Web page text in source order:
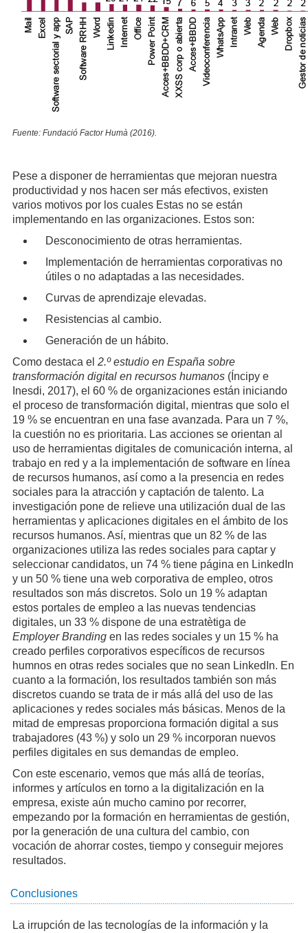
Fuente: Fundació Factor Humà (2016).
Pese a disponer de herramientas que mejoran nuestra
productividad y nos hacen ser más efectivos, existen
varios motivos por los cuales Estas no se están
implementando en las organizaciones. Estos son:
Desconocimiento de otras herramientas.
Implementación de herramientas corporativas no
útiles o no adaptadas a las necesidades.
Curvas de aprendizaje elevadas.
Resistencias al cambio.
Generación de un hábito.
Como destaca el 2.º estudio en España sobre
transformación digital en recursos humanos(Íncipy e
Inesdi, 2017), el 60 % de organizaciones están iniciando
el proceso de transformación digital, mientras que solo el
19 % se encuentran en una fase avanzada. Para un 7 %,
la cuestión no es prioritaria. Las acciones se orientan al
uso de herramientas digitales de comunicación interna, al
trabajo en red y a la implementación de software en línea
de recursos humanos, así como a la presencia en redes
sociales para la atracción y captación de talento. La
investigación pone de relieve una utilización dual de las
herramientas y aplicaciones digitales en el ámbito de los
recursos humanos. Así, mientras que un 82 % de las
organizaciones utiliza las redes sociales para captar y
seleccionar candidatos, un 74 % tiene página en LinkedIn
y un 50 % tiene una web corporativa de empleo, otros
resultados son más discretos. Solo un 19 % adaptan
estos portales de empleo a las nuevas tendencias
digitales, un 33 % dispone de una estratètiga de
Employer Brandingen las redes sociales y un 15 % ha
creado perfiles corporativos específicos de recursos
humnos en otras redes sociales que no sean LinkedIn. En
cuanto a la formación, los resultados también son más
discretos cuando se trata de ir más allá del uso de las
aplicaciones y redes sociales más básicas. Menos de la
mitad de empresas proporciona formación digital a sus
trabajadores (43 %) y solo un 29 % incorporan nuevos
perfiles digitales en sus demandas de empleo.
Con este escenario, vemos que más allá de teorías,
informes y artículos en torno a la digitalización en la
empresa, existe aún mucho camino por recorrer,
empezando por la formación en herramientas de gestión,
por la generación de una cultura del cambio, con
vocación de ahorrar costes, tiempo y conseguir mejores
resultados.
Conclusiones
La irrupción de las tecnologías de la información y la